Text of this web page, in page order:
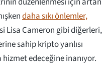
daha sıkı önlemler,
Lisa Cameron gibi diğerleri,
sahip kripto yanlısı
edeceğine inanıyor.